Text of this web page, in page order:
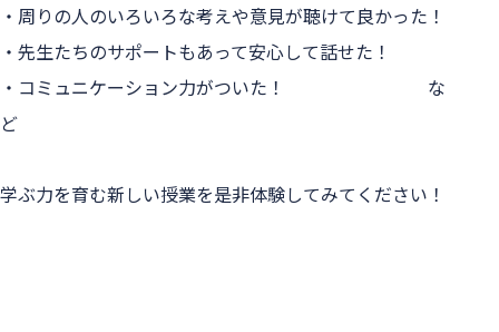
・周りの人のいろいろな考えや意見が聴けて良かった！
・先生たちのサポートもあって安心して話せた！
・コミュニケーション力がついた！　　　　　　　　な
ど
学ぶ力を育む新しい授業を是非体験してみてください！